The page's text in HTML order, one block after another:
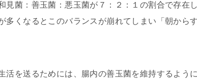
見菌：善玉菌：悪玉菌が７：２：１の割合で存在
多くなるとこのバランスが崩れてしまい「朝から
活を送るためには、腸内の善玉菌を維持するよう